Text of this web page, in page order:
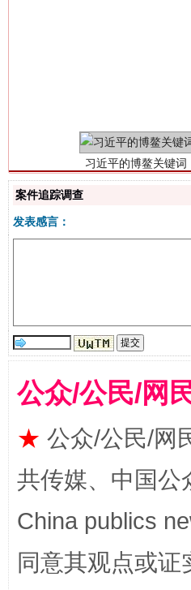
案件追踪调查
发表感言：
公众/公民/网
★ 公众/公民/网
共传媒、中国公
China publics
同意其观点或